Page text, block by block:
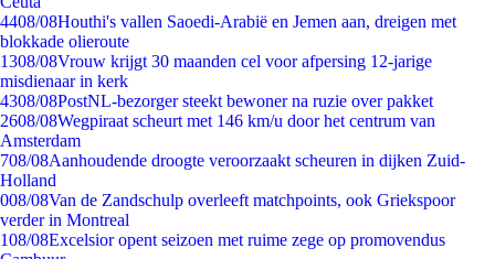
4408/08Houthi's vallen Saoedi-Arabië en Jemen aan, dreigen met
blokkade olieroute
1308/08Vrouw krijgt 30 maanden cel voor afpersing 12-jarige
misdienaar in kerk
4308/08PostNL-bezorger steekt bewoner na ruzie over pakket
2608/08Wegpiraat scheurt met 146 km/u door het centrum van
Amsterdam
708/08Aanhoudende droogte veroorzaakt scheuren in dijken Zuid-
Holland
008/08Van de Zandschulp overleeft matchpoints, ook Griekspoor
verder in Montreal
108/08Excelsior opent seizoen met ruime zege op promovendus